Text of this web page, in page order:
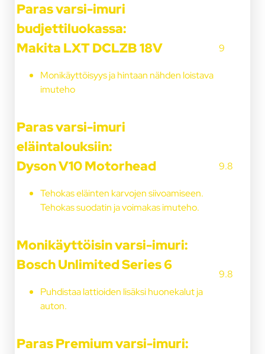
Paras varsi-imuri
budjettiluokassa:
Makita LXT DCLZB 18V
Monikäyttöisyys ja hintaan nähden loistava
imuteho
9
Paras varsi-imuri
eläintalouksiin:
Dyson V10 Motorhead
Tehokas eläinten karvojen siivoamiseen.
Tehokas suodatin ja voimakas imuteho.
9.8
Monikäyttöisin varsi-imuri:
Bosch Unlimited Series 6
Puhdistaa lattioiden lisäksi huonekalut ja
auton.
9.8
Paras Premium varsi-imuri: